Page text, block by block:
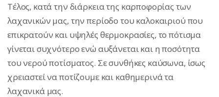
Τέλος, κατά την διάρκεια της καρποφορίας των
λαχανικών μας, την περίοδο του καλοκαιριού που
επικρατούν και υψηλές θερμοκρασίες, το πότισμα
γίνεται συχνότερο ενώ αυξάνεται και η ποσότητα
του νερού ποτίσματος. Σε συνθήκες καύσωνα, ίσως
χρειαστεί να ποτίζουμε και καθημερινά τα
λαχανικά μας.